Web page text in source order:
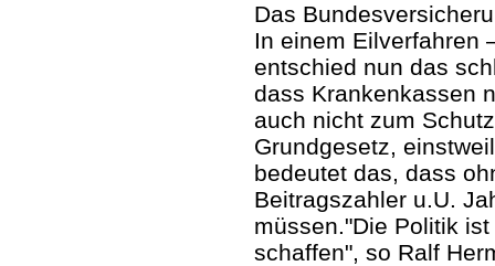
Das
In einem Eilverfahren
entschied nun das
dass Krankenkassen
auch nicht zum
Grundgesetz,
bedeutet das, dass
Beitragszahler u.U.
müssen."Die Politik
schaffen", so Ralf